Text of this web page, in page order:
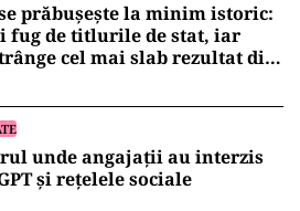
prăbușește la minim istoric:
fug de titlurile de stat, iar
cel mai slab rezultat din
unde angajații au interzis
și rețelele sociale